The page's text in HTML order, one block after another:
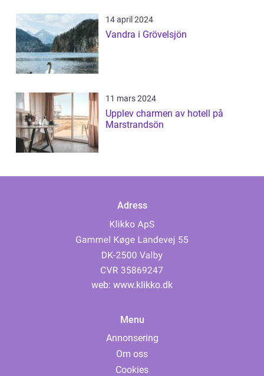
14 april 2024
Vandra i Grövelsjön
11 mars 2024
Upplev charmen av hotell på
Marstrandsön
Adress
web: www.klikko.dk
Menu
Annonsering
Om oss
Cookies